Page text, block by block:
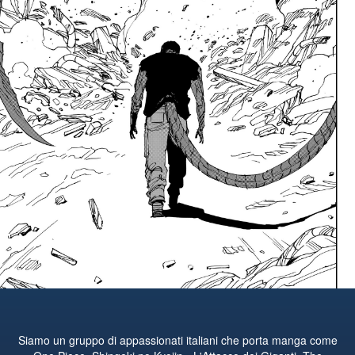
Siamo un gruppo di appassionati italiani che porta manga come